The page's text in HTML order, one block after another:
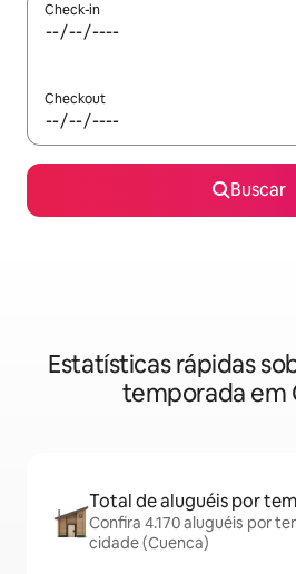
Check-in
Checkout
Buscar
Estatísticas rápidas
temporada em
Total de aluguéis por
Confira 4.170 aluguéis por
cidade (Cuenca)